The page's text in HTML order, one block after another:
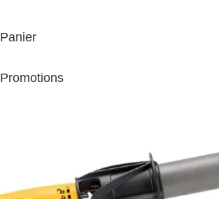
Panier
Promotions